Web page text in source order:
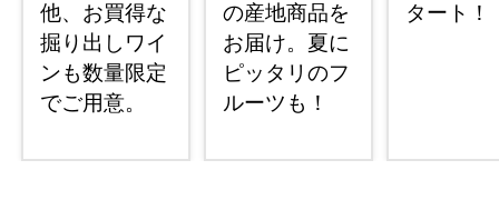
他、お買得な
掘り出しワイ
ンも数量限定
でご用意。
の産地商品を
お届け。夏に
ピッタリのフ
ルーツも！
タート！